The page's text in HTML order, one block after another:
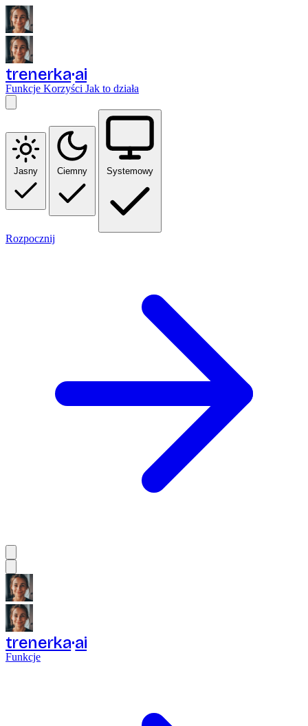
trenerka ai
Funkcje Korzyści Jak to działa
Jasny Ciemny Systemowy
Rozpocznij
trenerka ai
Funkcje